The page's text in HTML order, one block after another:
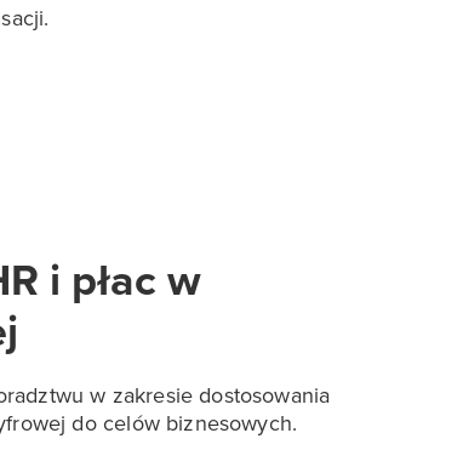
i płac w
w zakresie dostosowania
do celów biznesowych.